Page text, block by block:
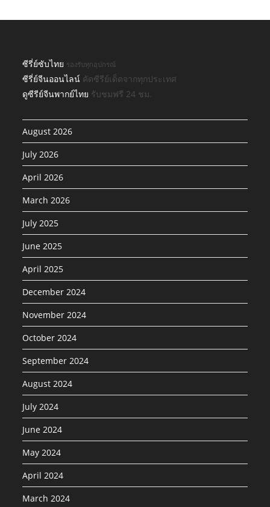
ซีรี่ย์ซับไทย รองรับทุกอุปกรณ์
ซีรี่ย์จีนออนไลน์ คัดซีรีย์เด็ดจากทุกประเทศ
ดูซีรีย์จีนพากย์ไทย รับชมฟรี 24 ชม.
August 2026
July 2026
April 2026
March 2026
July 2025
June 2025
April 2025
December 2024
November 2024
October 2024
September 2024
August 2024
July 2024
June 2024
May 2024
April 2024
March 2024